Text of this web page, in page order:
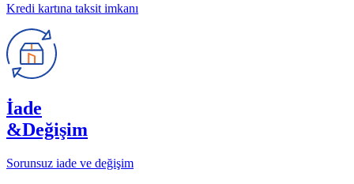
Kredi kartına taksit imkanı
İade
&Değişim
Sorunsuz iade ve değişim